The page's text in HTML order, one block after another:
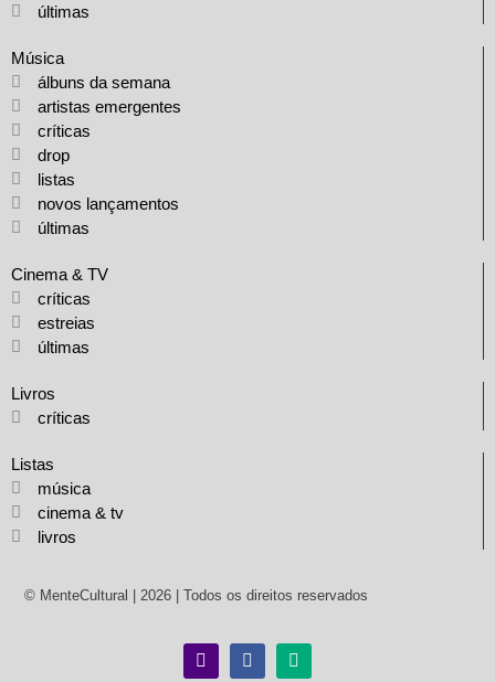
últimas
Música
álbuns da semana
artistas emergentes
críticas
drop
listas
novos lançamentos
últimas
Cinema & TV
críticas
estreias
últimas
Livros
críticas
Listas
música
cinema & tv
livros
© MenteCultural | 2026 | Todos os direitos reservados